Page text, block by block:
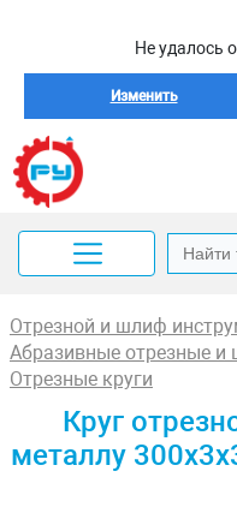
Не удалось
Изменить
Отрезной и шлиф
Абразивные отрезные
Отрезные круги
Круг
металлу